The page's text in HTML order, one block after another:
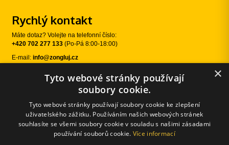
Rychlý kontakt
Máte dotaz? Volejte na telefonní číslo:
+420 702 277 133 (Po-Pá 8:00-18:00)
E-mail: info@zongluj.cz
Sledujte nás
×
Tyto webové stránky používají
soubory cookie.
Tyto webové stránky používají soubory cookie ke zlepšení
uživatelského zážitku. Používáním našich webových stránek
souhlasíte se všemi soubory cookie v souladu s našimi zásadami
používání souborů cookie. Více informací